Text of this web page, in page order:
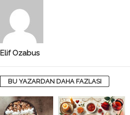
Elif Ozabus
BU YAZARDAN DAHA FAZLASI